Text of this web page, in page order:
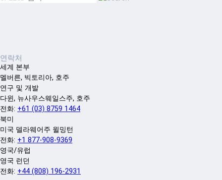
연락처
세계 본부
멜버른, 빅토리아, 호주
연구 및 개발
다윈, 뉴사우스웨일스주, 호주
전화: +61 (03) 8759 1464
북미
미국 델라웨어주 윌밍턴
전화: +1 877-908-9369
영국/유럽
영국 런던
전화: +44 (808) 196-2931